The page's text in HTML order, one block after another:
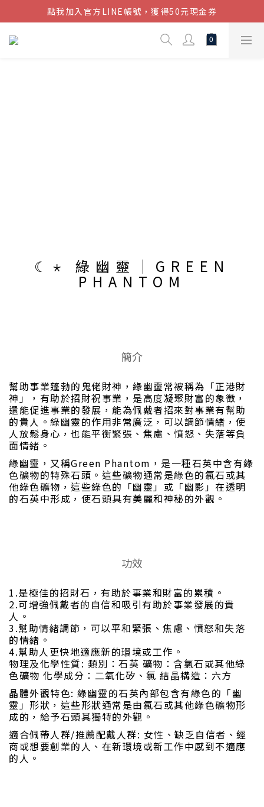
結帳金額滿$1080超取免運
點我加入官方LINE帳號，獲得50元現金券
結帳金額滿$1080超取免運
☾⋆ 綠幽靈｜GREEN
PHANTOM
簡介
幫助事業蓬勃的鬼佬財神，綠幽靈常被稱為「正港財
神」，有助於招財祝事業，是高度凝聚財富的象徵，
還能促進事業的發展，能為佩戴者招來對事業有幫助
的貴人。綠幽靈的作用非常廣泛，可以調節情緒，使
人放鬆身心，也能平衡緊張、焦慮、憤怒、失落等負
面情緒。
綠幽靈，又稱Green Phantom，是一種石英中含有綠
色礦物的特殊石頭。這些礦物通常是綠色的氯石或其
他綠色礦物，這些綠色的「幽靈」或「幽影」在透明
的石英中形成，使石頭具有美麗和神秘的外觀。
功效
1.是極佳的招財石，有助於事業和財富的累積。
2.可增強佩戴者的自信和吸引有助於事業發展的貴
人。
3.幫助情緒調節，可以平和緊張、焦慮、憤怒和失落
的情緒。
4.幫助人更快地適應新的環境或工作。
物理及化學性質: 類別：石英 礦物：含氯石或其他綠
色礦物 化學成分：二氧化矽、氯 結晶構造：六方
晶體外觀特色: 綠幽靈的石英內部包含有綠色的「幽
靈」形狀，這些形狀通常是由氯石或其他綠色礦物形
成的，給予石頭其獨特的外觀。
適合佩帶人群/推薦配戴人群: 女性、缺乏自信者、經
商或想要創業的人、在新環境或新工作中感到不適應
的人。